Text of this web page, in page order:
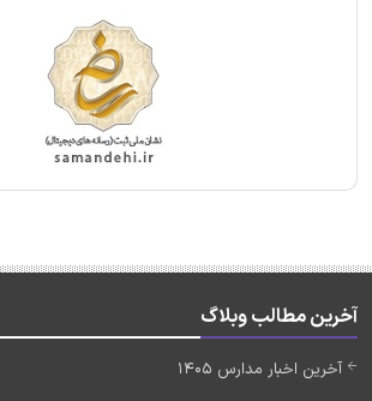
آخرین مطالب وبلاگ
آخرین اخبار مدارس 1405